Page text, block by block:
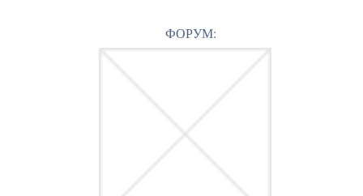
ФОРУМ: